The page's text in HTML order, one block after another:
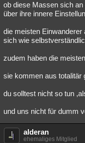
ob diese Massen sich
über ihre innere
die meisten
sich wie
zudem haben die
sie kommen aus totalitär
du solltest nicht so tun
und uns nicht für dumm
alderan
ehemaliges Mitglied